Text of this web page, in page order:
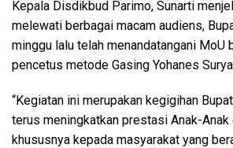
Kepala Disdikbud Parimo, Sunarti
melewati berbagai macam audiens,
minggu lalu telah menandatangani MoU
pencetus metode Gasing Yohanes
“Kegiatan ini merupakan kegigihan
terus meningkatkan prestasi Anak-Anak
khususnya kepada masyarakat yang